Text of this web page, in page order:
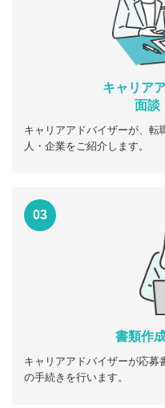
キャリア
面談
キャリアアドバイザーが、転
人・企業をご紹介します。
03
書類作
キャリアアドバイザーが応募
の手続きを行います。